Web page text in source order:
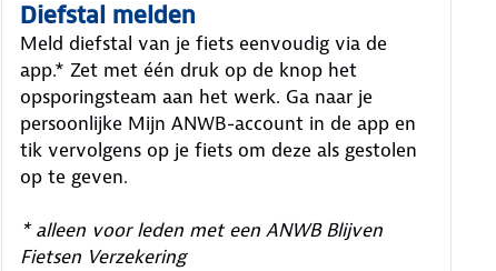
Diefstal melden
Meld diefstal van je fiets eenvoudig via de
app.* Zet met één druk op de knop het
opsporingsteam aan het werk. Ga naar je
persoonlijke Mijn ANWB-account in de app en
tik vervolgens op je fiets om deze als gestolen
op te geven.
* alleen voor leden met een ANWB Blijven
Fietsen Verzekering